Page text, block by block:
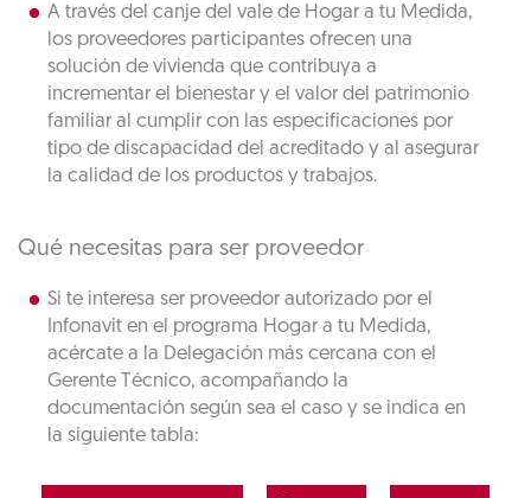
A través del canje del vale de Hogar a tu Medida,
los proveedores participantes ofrecen una
solución de vivienda que contribuya a
incrementar el bienestar y el valor del patrimonio
familiar al cumplir con las especificaciones por
tipo de discapacidad del acreditado y al asegurar
la calidad de los productos y trabajos.
Qué necesitas para ser proveedor
Si te interesa ser proveedor autorizado por el
Infonavit en el programa Hogar a tu Medida,
acércate a la Delegación más cercana con el
Gerente Técnico, acompañando la
documentación según sea el caso y se indica en
la siguiente tabla: